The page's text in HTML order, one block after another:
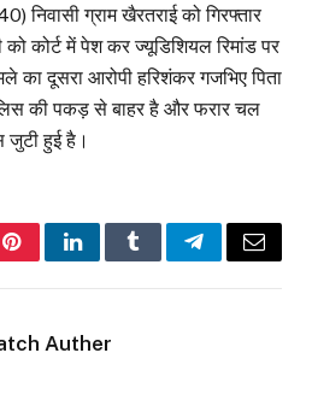
निवासी ग्राम खैरतराई को गिरफ्तार
कोर्ट में पेश कर ज्यूडिशियल रिमांड पर
का दूसरा आरोपी हरिशंकर गजभिए पिता
की पकड़ से बाहर है और फरार चल
जुटी हुई है।
PinterestLinkedInTumblrTelegramEmail
Auther